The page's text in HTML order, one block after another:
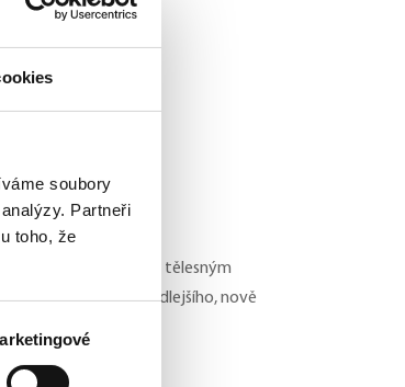
soubory
Partneři
toho, že
osoby starší 35 let s tělesným
disponuje, i do vedlejšího, nově